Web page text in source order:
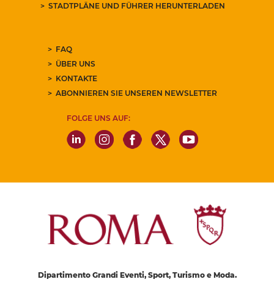
STADTPLÄNE UND FÜHRER HERUNTERLADEN
FAQ
ÜBER UNS
KONTAKTE
ABONNIEREN SIE UNSEREN NEWSLETTER
FOLGE UNS AUF:
Dipartimento Grandi Eventi, Sport, Turismo e Moda.